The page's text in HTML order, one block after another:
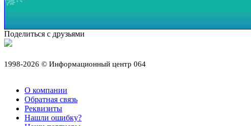
Поделиться с друзьями
1998-2026 © Информационный центр 064
О компании
Обратная связь
Реквизиты
Нашли ошибку?